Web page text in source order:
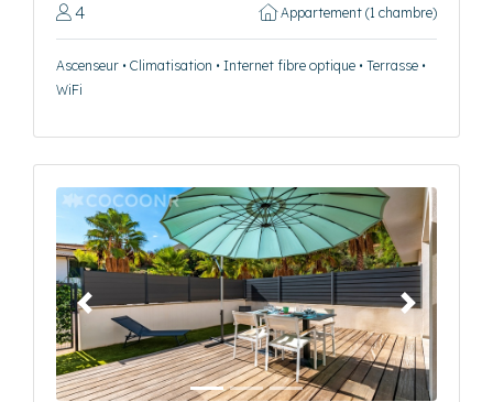
4 Appartement (1 chambre)
Ascenseur • Climatisation • Internet fibre optique • Terrasse •
WiFi
Précédent Suivant